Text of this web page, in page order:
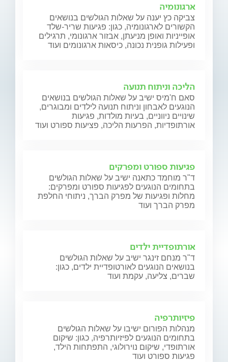
ארגונומיה
צביקה כץ יענה על שאלות הגולשים בנושאים
הקשורים לארגונומיה, כגון: פגיעות שריר-שלד
אופייניות ואופן מניעתן, אבזור ארגונומי, תרגילים
ופעילות גופנית נכונה, כיסאות ארגונומים ועוד
הליכה וניתוח תנועה
סאם ח'מיס ישיב על שאלות הגולשים בנושאים
הנוגעים לאבחון וניתוח תנועה לילדים ומבוגרים,
שינויים ניווניים, בעיות מולדות, פגיעות
אורתופדיות, הפרעות הליכה, פציעות ספורט ועוד
פגיעות ספורט ומפרקים
ד"ר מוחמד כתאנה ישיב על שאלות הגולשים
בתחומים הנוגעים לפגיעות ספורט ומפרקים:
מחלות ופגיעות של מפרק הברך, ניתוחי החלפת
מפרק הברך ועוד
אורתופדיית ילדים
ד"ר מנחם זינגר ישיב על שאלות הגולשים
בנושאים הנוגעים לאורטופדיית ילדים, כגון:
שברים, צליעה, עקמת ועוד
פיזיותרפיה
מנהלות הפורום ישיבו על שאלות הגולשים
בתחומים הנוגעים לפיזיותרפיה, כגון: שיקום
אורתופדי, שיקום נוירולוגי, התפתחות הילד,
פגיעות ספורט ועוד